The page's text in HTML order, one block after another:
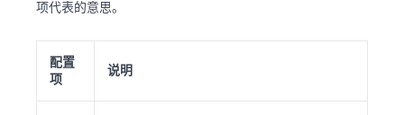
项代表的意思。
配置
项
说明